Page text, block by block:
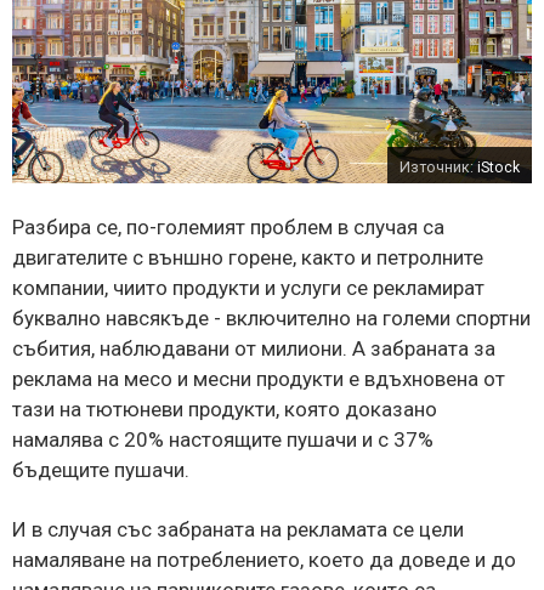
Източник:iStock
Разбира се, по-големият проблем в случая са
двигателите с външно горене, както и петролните
компании, чиито продукти и услуги се рекламират
буквално навсякъде - включително на големи спортни
събития, наблюдавани от милиони. А забраната за
реклама на месо и месни продукти е вдъхновена от
тази на тютюневи продукти, която доказано
намалява с 20% настоящите пушачи и с 37%
бъдещите пушачи.
И в случая със забраната на рекламата се цели
намаляване на потреблението, което да доведе и до